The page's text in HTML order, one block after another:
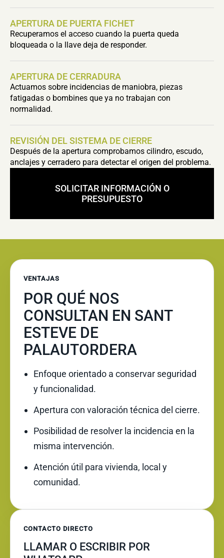
APERTURA DE PUERTA FICHET
Recuperamos el acceso cuando la puerta queda
bloqueada o la llave deja de responder.
APERTURA DE CERRADURA
Actuamos sobre incidencias de maniobra, piezas
fatigadas o bombines que ya no trabajan con
normalidad.
REVISIÓN DEL SISTEMA DE CIERRE
Después de la apertura comprobamos cilindro, escudo,
anclajes y cerradero para detectar el origen del problema.
SOLICITAR INFORMACIÓN O
PRESUPUESTO
VENTAJAS
POR QUÉ NOS
CONSULTAN EN SANT
ESTEVE DE
PALAUTORDERA
Enfoque orientado a conservar seguridad
y funcionalidad.
Apertura con valoración técnica del cierre.
Posibilidad de resolver la incidencia en la
misma intervención.
Atención útil para vivienda, local y
comunidad.
CONTACTO DIRECTO
LLAMAR O ESCRIBIR POR